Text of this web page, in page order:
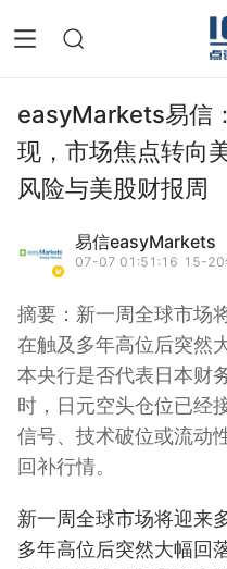
easyMarkets易信
现，市场焦点转向
风险与美股财报周
易信easyMarkets
07-07 01:51:16 15-20
摘要： 新一周全球市场
在触及多年高位后突然
本央行是否代表日本财
时，日元空头仓位已经
信号、技术破位或流动
回补行情。
新一周全球市场将迎来
多年高位后突然大幅回